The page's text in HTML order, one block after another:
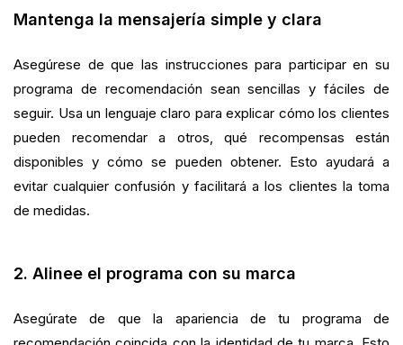
Mantenga la mensajería simple y clara
Asegúrese de que las instrucciones para participar en su
programa de recomendación sean sencillas y fáciles de
seguir. Usa un lenguaje claro para explicar cómo los clientes
pueden recomendar a otros, qué recompensas están
disponibles y cómo se pueden obtener. Esto ayudará a
evitar cualquier confusión y facilitará a los clientes la toma
de medidas.
2. Alinee el programa con su marca
Asegúrate de que la apariencia de tu programa de